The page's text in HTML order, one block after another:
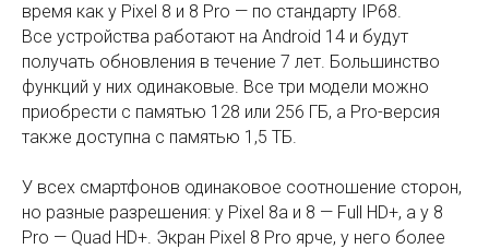
время как у Pixel 8 и 8 Pro — по стандарту IP68.
Все устройства работают на Android 14 и будут
получать обновления в течение 7 лет. Большинство
функций у них одинаковые. Все три модели можно
приобрести с памятью 128 или 256 ГБ, а Pro-версия
также доступна с памятью 1,5 ТБ.
У всех смартфонов одинаковое соотношение сторон,
но разные разрешения: у Pixel 8a и 8 — Full HD+, а у 8
Pro — Quad HD+. Экран Pixel 8 Pro ярче, у него более